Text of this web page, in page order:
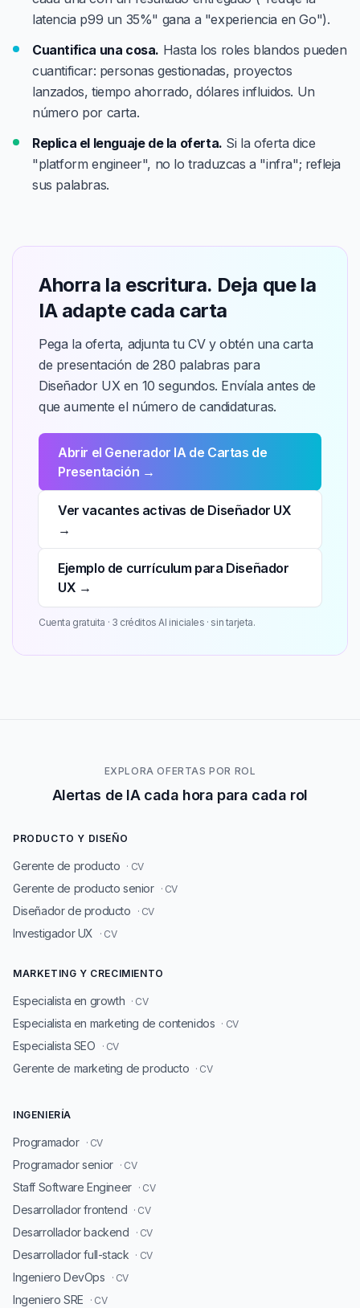
latencia p99 un 35%" gana a "experiencia en Go").
Cuantifica una cosa. Hasta los roles blandos pueden
cuantificar: personas gestionadas, proyectos
lanzados, tiempo ahorrado, dólares influidos. Un
número por carta.
Replica el lenguaje de la oferta. Si la oferta dice
"platform engineer", no lo traduzcas a "infra"; refleja
sus palabras.
Ahorra la escritura. Deja que la
IA adapte cada carta
Pega la oferta, adjunta tu CV y obtén una carta
de presentación de 280 palabras para
Diseñador UX en 10 segundos. Envíala antes de
que aumente el número de candidaturas.
Abrir el Generador IA de Cartas de
Presentación →
Ver vacantes activas de Diseñador UX
→
Ejemplo de currículum para Diseñador
UX →
Cuenta gratuita · 3 créditos AI iniciales · sin tarjeta.
EXPLORA OFERTAS POR ROL
Alertas de IA cada hora para cada rol
PRODUCTO Y DISEÑO
Gerente de producto · CV
Gerente de producto senior · CV
Diseñador de producto · CV
Investigador UX · CV
MARKETING Y CRECIMIENTO
Especialista en growth · CV
Especialista en marketing de contenidos · CV
Especialista SEO · CV
Gerente de marketing de producto · CV
INGENIERÍA
Programador · CV
Programador senior · CV
Staff Software Engineer · CV
Desarrollador frontend · CV
Desarrollador backend · CV
Desarrollador full-stack · CV
Ingeniero DevOps · CV
Ingeniero SRE · CV